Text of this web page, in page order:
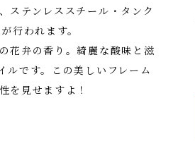
ステンレススチール・タンク
行われます。
花弁の香り。綺麗な酸味と滋
ルです。この美しいフレーム
を見せますよ！